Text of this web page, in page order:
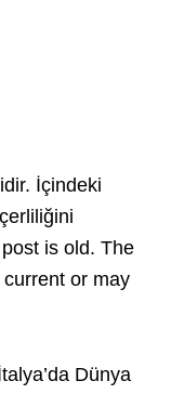
İçindeki
is old. The
or may
Dünya